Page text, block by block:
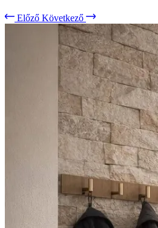
Előző Következő